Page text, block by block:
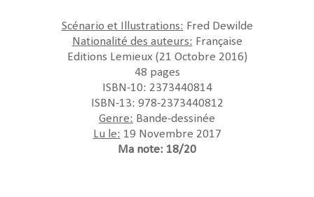
Scénario et Illustrations: Fred Dewilde
Nationalité des auteurs: Française
Editions Lemieux (21 Octobre 2016)
48 pages
ISBN-10: 2373440814
ISBN-13: 978-2373440812
Genre: Bande-dessinée
Lu le: 19 Novembre 2017
Ma note: 18/20